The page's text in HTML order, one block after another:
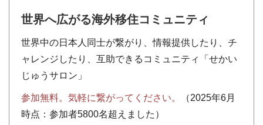
世界へ広がる海外移住コミュニティ
世界中の日本人同士が繋がり、情報提供したり、チ
ャレンジしたり、互助できるコミュニティ「せかい
じゅうサロン」
参加無料。気軽に繋がってください。
（2025年6月
時点：参加者5800名超えました）